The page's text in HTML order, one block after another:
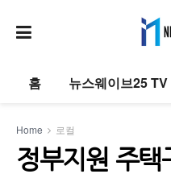
홈 뉴스웨이브25 TV
Home 로컬
정부지원 주